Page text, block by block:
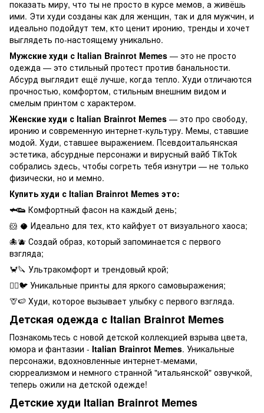
показать миру, что ты не просто в курсе мемов, а живёшь
ими. Эти худи созданы как для женщин, так и для мужчин, и
идеально подойдут тем, кто ценит иронию, тренды и хочет
выглядеть по-настоящему уникально.
Мужские худи с Italian Brainrot Memes — это не просто
одежда — это стильный протест против банальности.
Абсурд выглядит ещё лучше, когда тепло. Худи отличаются
прочностью, комфортом, стильным внешним видом и
смелым принтом с характером.
Женские худи с Italian Brainrot Memes — это про свободу,
иронию и современную интернет-культуру. Мемы, ставшие
модой. Худи, ставшее выражением. Псевдоитальянская
эстетика, абсурдные персонажи и вирусный вайб TikTok
собрались здесь, чтобы согреть тебя изнутри — не только
физически, но и мемно.
Купить худи с Italian Brainrot Memes это:
🦈👟 Комфортный фасон на каждый день;
🐹 🥥 Идеально для тех, кто кайфует от визуального хаоса;
🐙🫐 Создай образ, который запоминается с первого
взгляда;
🦀🔪 Ультракомфорт и трендовый крой;
🕵️‍♂️🐦 Уникальные принты для яркого самовыражения;
🦒🍉 Худи, которое вызывает улыбку с первого взгляда.
Детская одежда с Italian Brainrot Memes
Познакомьтесь с новой детской коллекцией взрыва цвета,
юмора и фантазии - Italian Brainrot Memes. Уникальные
персонажи, вдохновленные интернет-мемами,
сюрреализмом и немного странной "итальянской" озвучкой,
теперь ожили на детской одежде!
Детские худи Italian Brainrot Memes